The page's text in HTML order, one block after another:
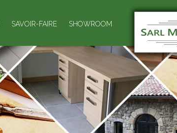
SAVOIR-FAIRE SHOWROOM